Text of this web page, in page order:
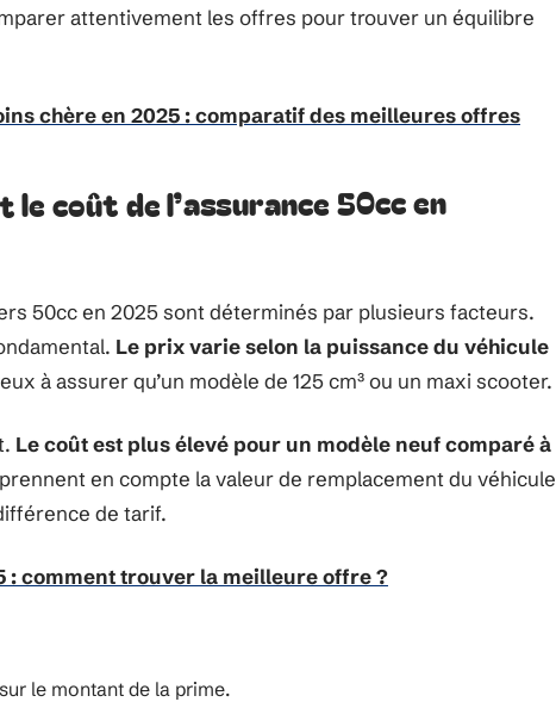
attentivement les offres pour trouver un équilibre
chère en 2025 : comparatif des meilleures offres
coût de l’assurance 50cc en
50cc en 2025 sont déterminés par plusieurs facteurs.
Le prix varie selon la puissance du véhicule
à assurer qu’un modèle de 125 cm³ ou un maxi scooter.
Le coût est plus élevé pour un modèle neuf comparé à
en compte la valeur de remplacement du véhicule
de tarif.
: comment trouver la meilleure offre ?
le montant de la prime.